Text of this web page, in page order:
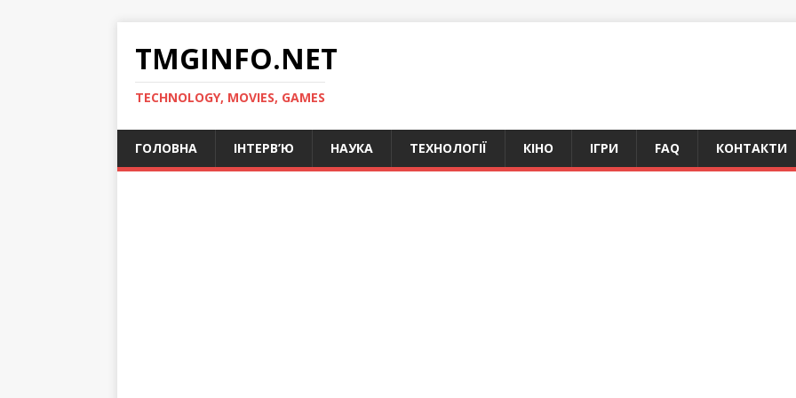
TMGINFO.NET
ТECHNOLOGY, MOVIES, GAMES
ГОЛОВНА ІНТЕРВ’Ю НАУКА ТЕХНОЛОГІЇ КІНО ІГРИ FAQ КОНТАКТИ